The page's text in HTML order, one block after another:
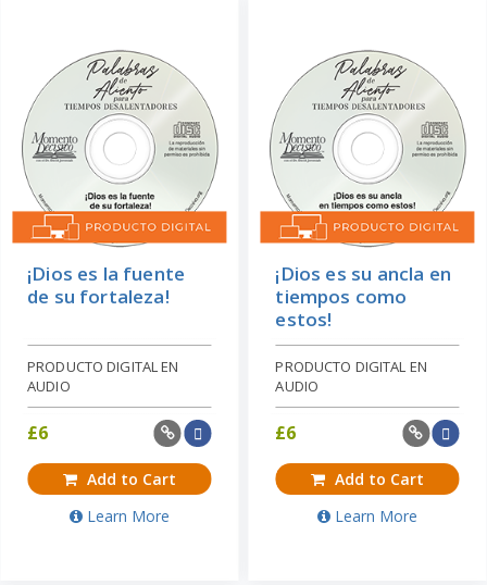
¡Dios es la fuente
de su fortaleza!
PRODUCTO DIGITAL EN
AUDIO
£6
Add to Cart
Learn More
¡Dios es su ancla en
tiempos como
estos!
PRODUCTO DIGITAL EN
AUDIO
£6
Add to Cart
Learn More